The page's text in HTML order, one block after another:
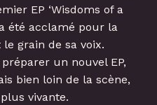
EP ‘Wisdoms of a
été acclamé pour la
grain de sa voix.
un nouvel EP,
bien loin de la scène,
vivante.